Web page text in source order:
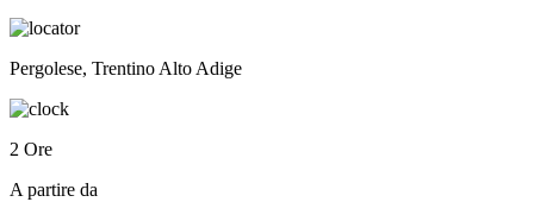
Pergolese, Trentino Alto Adige
2 Ore
A partire da